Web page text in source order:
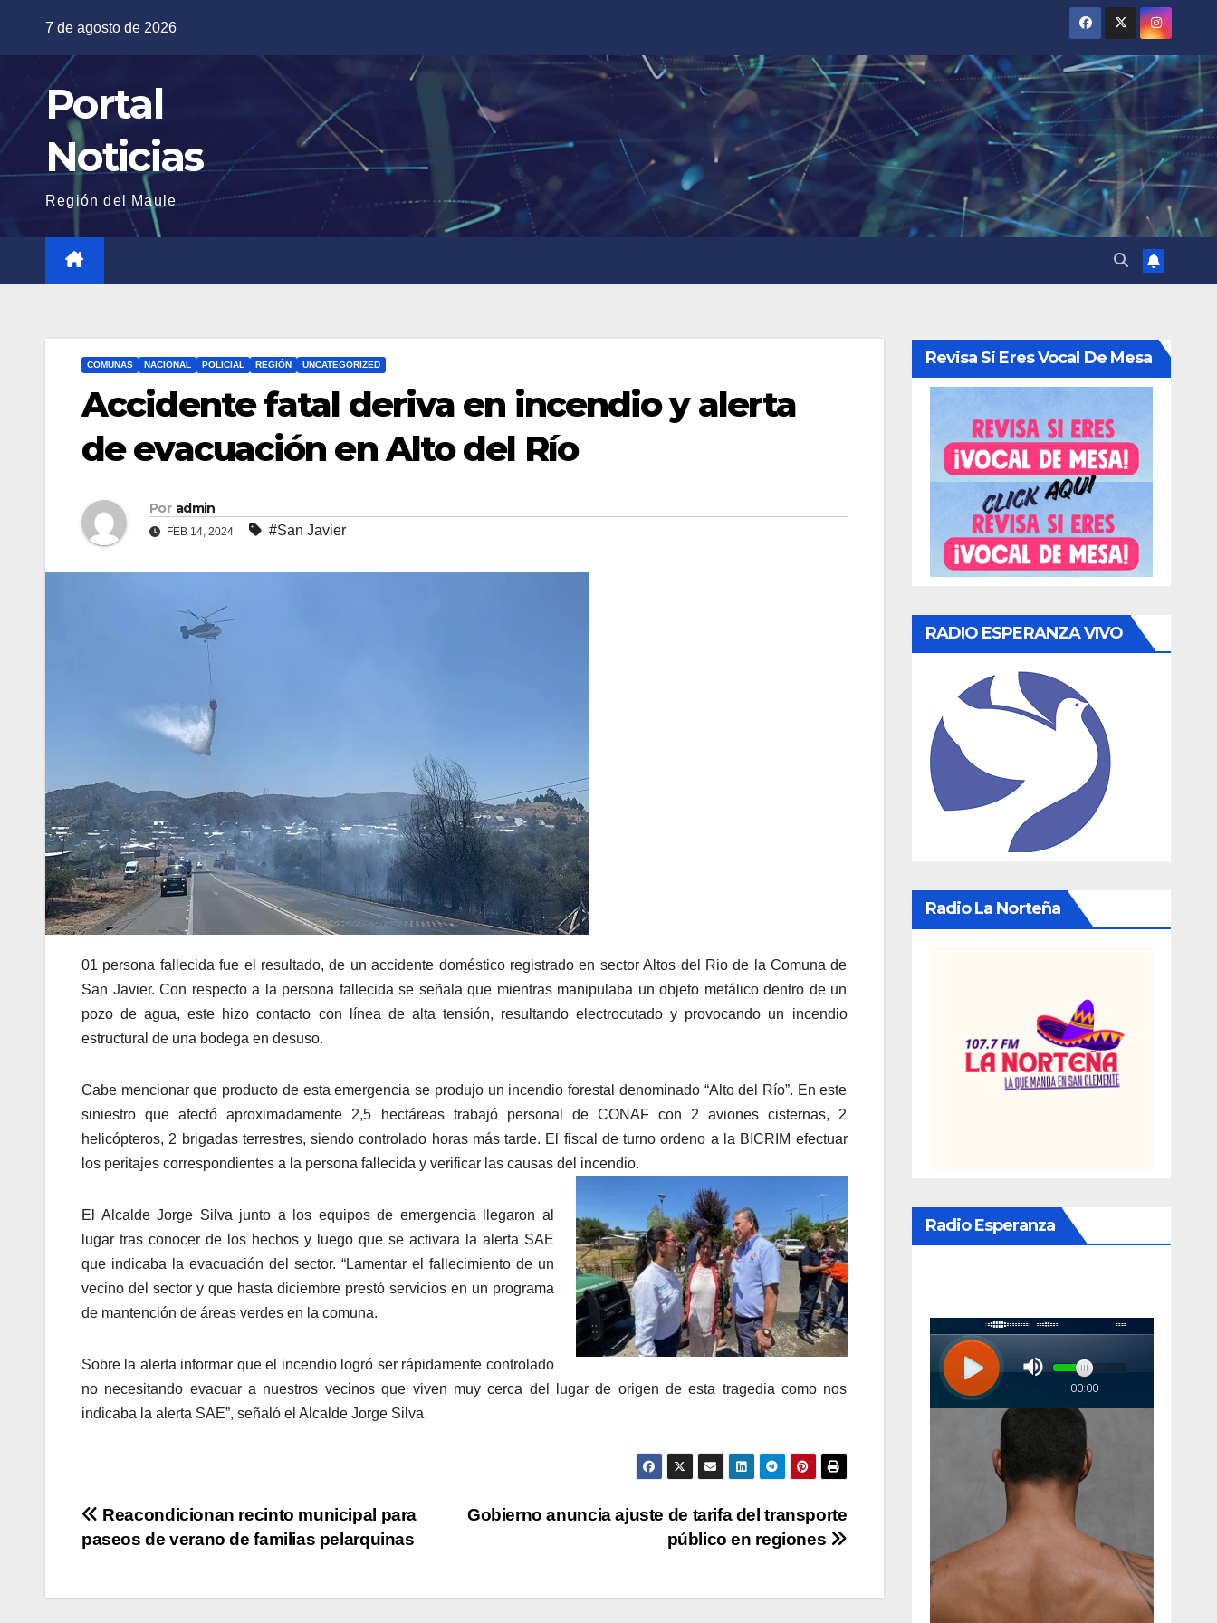
contenido
7 de agosto de 2026
Portal
Noticias
Región del Maule
COMUNAS NACIONAL POLICIAL REGIÓN UNCATEGORIZED
Accidente fatal deriva en incendio y alerta
de evacuación en Alto del Río
Por admin
FEB 14, 2024 #San Javier
01 persona fallecida fue el resultado, de un accidente doméstico registrado en sector Altos del Rio de la Comuna de
San Javier. Con respecto a la persona fallecida se señala que mientras manipulaba un objeto metálico dentro de un
pozo de agua, este hizo contacto con línea de alta tensión, resultando electrocutado y provocando un incendio
estructural de una bodega en desuso.
Cabe mencionar que producto de esta emergencia se produjo un incendio forestal denominado “Alto del Río”. En este
siniestro que afectó aproximadamente 2,5 hectáreas trabajó personal de CONAF con 2 aviones cisternas, 2
helicópteros, 2 brigadas terrestres, siendo controlado horas más tarde. El fiscal de turno ordeno a la BICRIM efectuar
los peritajes correspondientes a la persona fallecida y verificar las causas del incendio.
El Alcalde Jorge Silva junto a los equipos de emergencia llegaron al
lugar tras conocer de los hechos y luego que se activara la alerta SAE
que indicaba la evacuación del sector. “Lamentar el fallecimiento de un
vecino del sector y que hasta diciembre prestó servicios en un programa
de mantención de áreas verdes en la comuna.
Sobre la alerta informar que el incendio logró ser rápidamente controlado
no necesitando evacuar a nuestros vecinos que viven muy cerca del lugar de origen de esta tragedia como nos
indicaba la alerta SAE”, señaló el Alcalde Jorge Silva.
Navegación
de
entradas
Gobierno anuncia ajuste de tarifa del transporte
público en regiones
Reacondicionan recinto municipal para
paseos de verano de familias pelarquinas
Revisa Si Eres Vocal De Mesa
RADIO ESPERANZA VIVO
Radio La Norteña
Radio Esperanza